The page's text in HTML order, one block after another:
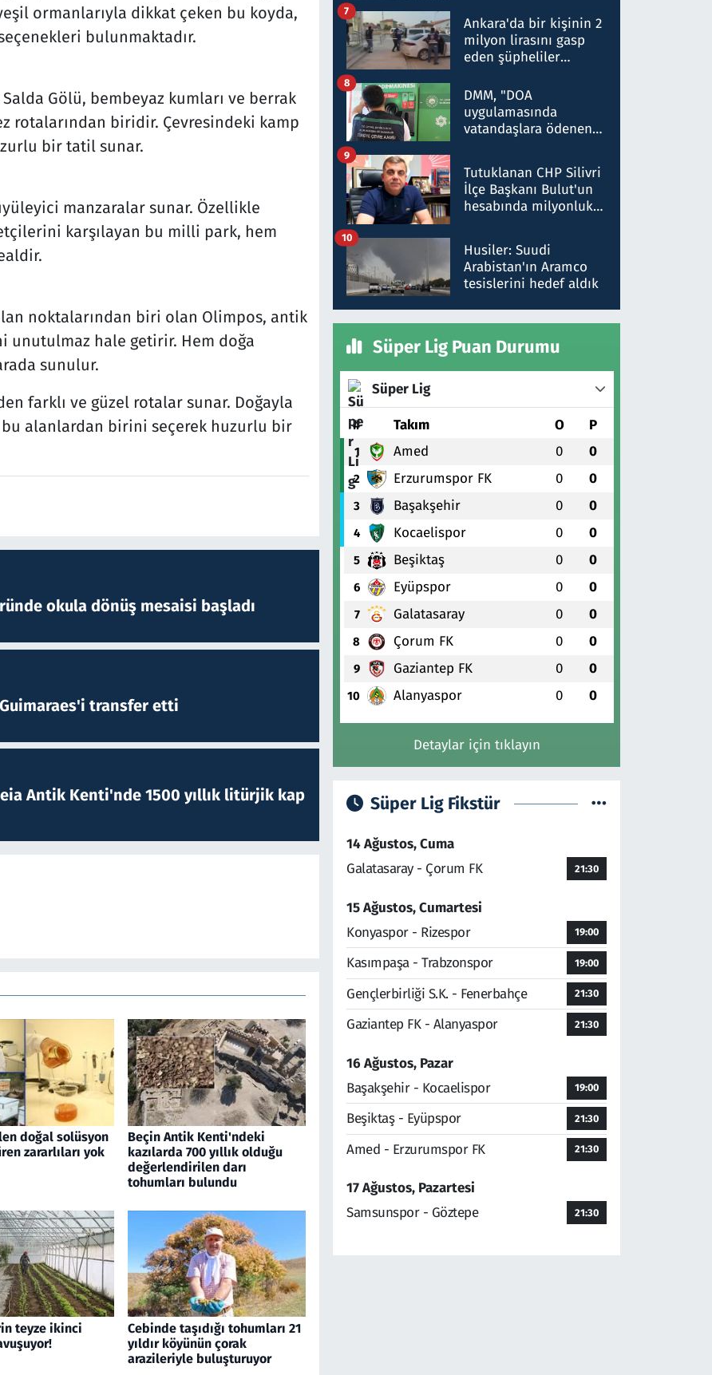
ormanlarıyla dikkat çeken bu koyda,
bulunmaktadır.
Gölü, bembeyaz kumları ve berrak
rotalarından biridir. Çevresindeki kamp
bir tatil sunar.
manzaralar sunar. Özellikle
karşılayan bu milli park, hem
noktalarından biri olan Olimpos, antik
unutulmaz hale getirir. Hem doğa
sunulur.
farklı ve güzel rotalar sunar. Doğayla
alanlardan birini seçerek huzurlu bir
okula dönüş mesaisi başladı
transfer etti
Antik Kenti'nde 1500 yıllık litürjik kap
doğal solüsyon
zararlıları yok
Beçin Antik Kenti'ndeki
kazılarda 700 yıllık olduğu
değerlendirilen darı
tohumları bulundu
teyze ikinci
Cebinde taşıdığı tohumları 21
yıldır köyünün çorak
arazileriyle buluşturuyor
ifadelerinden ortaya
çıkan tablo şok etti
Ankara'da bir kişinin 2
milyon lirasını gasp
eden şüpheliler
7
DMM, "DOA
uygulamasında
vatandaşlara ödenen
düşürüldüğü" iddiasını
yalanladı
8
Tutuklanan CHP Silivri
İlçe Başkanı Bulut'un
hesabında milyonluk
talimat verdi, ben
gönderdim
9
Husiler: Suudi
Arabistan'ın Aramco
tesislerini hedef aldık
10
Süper Lig Puan Durumu
Süper Lig
# Takım O P
1 Amed 0 0
2 Erzurumspor FK 0 0
3 Başakşehir 0 0
4 Kocaelispor 0 0
5 Beşiktaş 0 0
6 Eyüpspor 0 0
7 Galatasaray 0 0
8 Çorum FK 0 0
9 Gaziantep FK 0 0
10 Alanyaspor 0 0
Detaylar için tıklayın
Süper Lig Fikstür
14 Ağustos, Cuma
Galatasaray - Çorum FK
21:30
15 Ağustos, Cumartesi
Konyaspor - Rizespor
19:00
Kasımpaşa - Trabzonspor 19:00
Gençlerbirliği S.K. - Fenerbahçe 21:30
Gaziantep FK - Alanyaspor 21:30
16 Ağustos, Pazar
Başakşehir - Kocaelispor
19:00
Beşiktaş - Eyüpspor 21:30
Amed - Erzurumspor FK 21:30
17 Ağustos, Pazartesi
Samsunspor - Göztepe
21:30